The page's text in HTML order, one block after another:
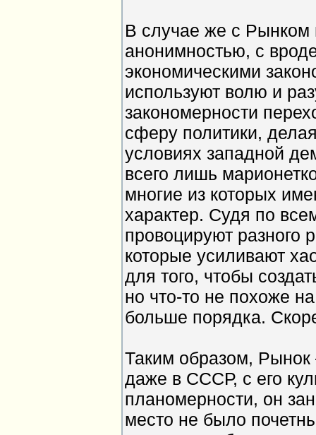
В случае же с Рынком
анонимностью, с
экономическими
используют волю и
закономерности
сферу политики,
условиях западной
всего лишь
многие из которых
характер. Судя по
провоцируют разного
которые усиливают
для того, чтобы
но что-то не похоже
больше порядка.
Таким образом,
даже в СССР, с его
планомерности, он
место не было